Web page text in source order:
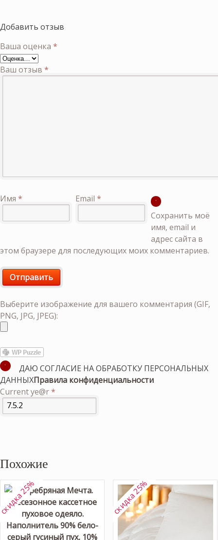
Добавить отзыв
Ваша оценка *
Ваш отзыв *
Имя * Email *
Сохранить моё
имя, email и
адрес сайта в
этом браузере для последующих моих комментариев.
Выберите изображение для вашего комментария (GIF,
PNG, JPG, JPEG):
ДАЮ СОГЛАСИЕ НА ОБРАБОТКУ ПЕРСОНАЛЬНЫХ
ДАННЫХПравила конфиденциальности
Current ye@r*
Похожие
25% скидка 25%